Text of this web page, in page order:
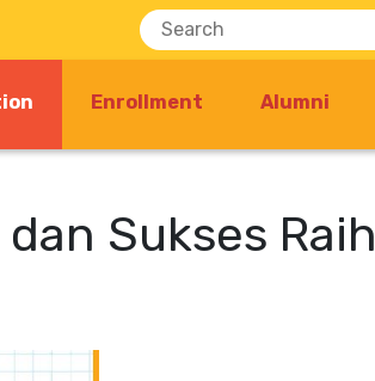
(current)Enrollment Alumni
Sukses Raih